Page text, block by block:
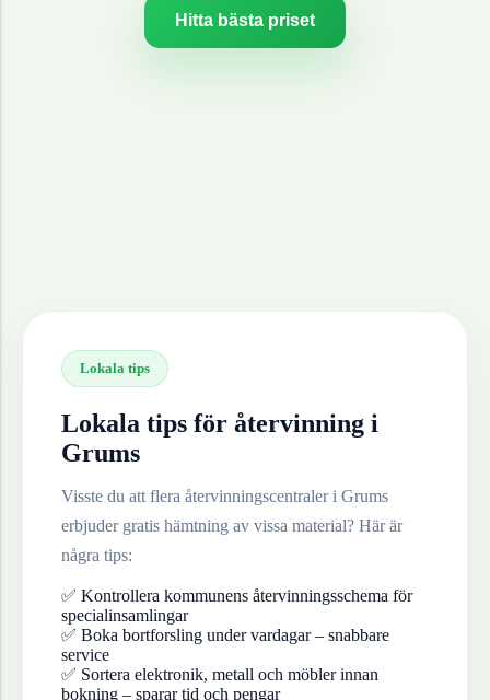
Hitta bästa priset
Lokala tips
Lokala tips för återvinning i
Grums
Visste du att flera återvinningscentraler i Grums
erbjuder gratis hämtning av vissa material? Här är
några tips:
✅ Kontrollera kommunens återvinningsschema för
specialinsamlingar
✅ Boka bortforsling under vardagar – snabbare
service
✅ Sortera elektronik, metall och möbler innan
bokning – sparar tid och pengar